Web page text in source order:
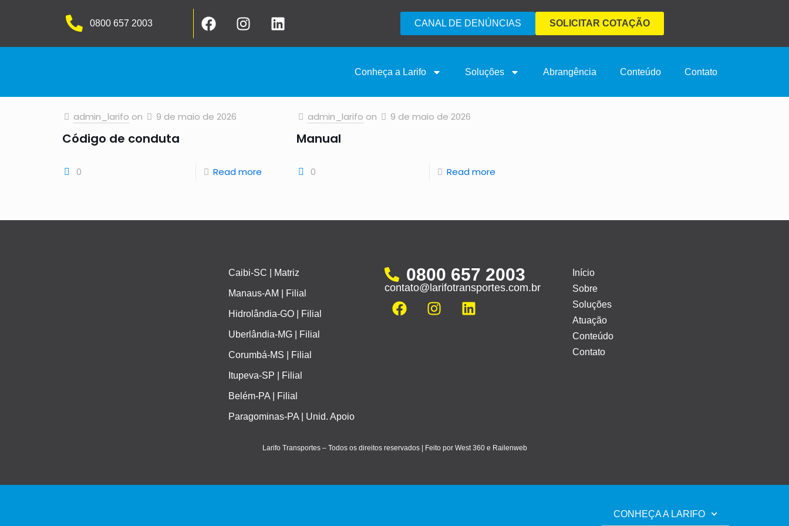
0800 657 2003 CANAL DE DENÚNCIAS SOLICITAR COTAÇÃO
Conheça a Larifo Soluções Abrangência Conteúdo Contato
admin_larifo on 9 de maio de 2026
Código de conduta
0 Read more
admin_larifo on 9 de maio de 2026
Manual
0 Read more
Caibi-SC | Matriz
Manaus-AM | Filial
Hidrolândia-GO | Filial
Uberlândia-MG | Filial
Corumbá-MS | Filial
Itupeva-SP | Filial
Belém-PA | Filial
Paragominas-PA | Unid. Apoio
0800 657 2003
contato@larifotransportes.com.br
Início
Sobre
Soluções
Atuação
Conteúdo
Contato
Larifo Transportes – Todos os direitos reservados | Feito por West 360 e Railenweb
CONHEÇA A LARIFO